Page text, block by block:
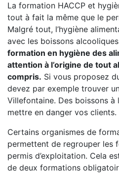
La formation HACCP et
tout à fait la même que le
Malgré tout, l’hygiène
avec les boissons
formation en hygiène des
attention à l’origine de tout
compris. Si vous proposez
devez par exemple trouver
Villefontaine. Des boissons à
mettre en danger vos clients.
Certains organismes de
permettent de regrouper les
permis d’exploitation. Cela
de deux formations